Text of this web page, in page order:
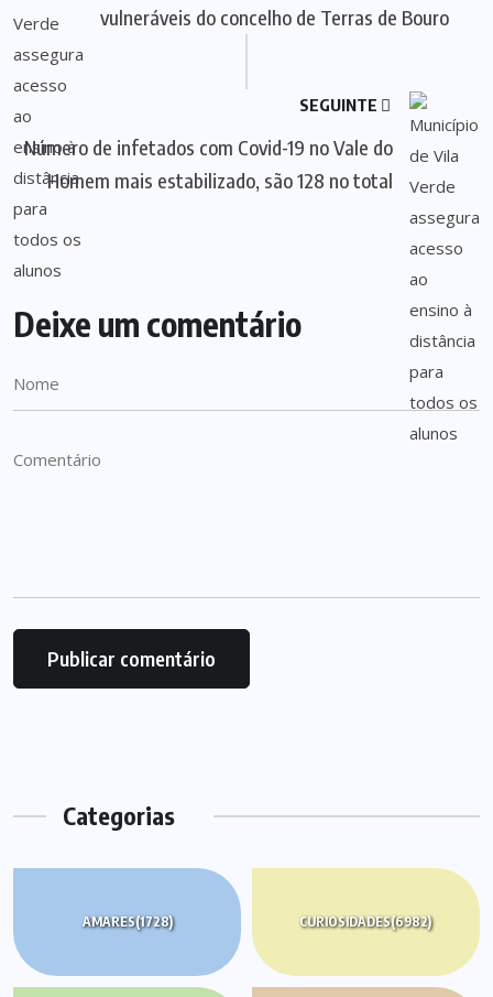
vulneráveis do concelho de Terras de Bouro
SEGUINTE
Número de infetados com Covid-19 no Vale do
Homem mais estabilizado, são 128 no total
Deixe um comentário
Categorias
AMARES(1728) CURIOSIDADES(6982)